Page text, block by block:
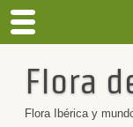
Flora
Flora Ibérica y